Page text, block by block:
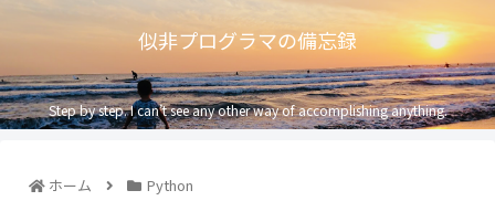
似非プログラマの備忘録
Step by step. I can’t see any other way of accomplishing anything.
ホーム Python